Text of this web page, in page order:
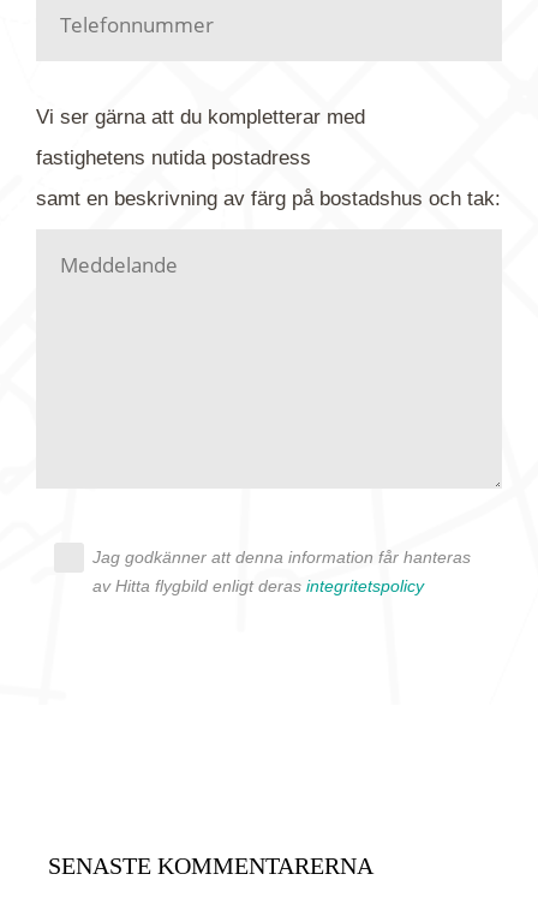
Har du kanske en urblekt flygbild ber vi dig titta på
kontaktar dig så fort vi kan, givetvis utan
Vi ser gärna att du kompletterar med
fastighetens nutidapostadress
samt en beskrivning av färg på bostadshus och tak:
Jag godkänner att denna information får hanteras
av Hitta flygbild enligt deras integritetspolicy
SENASTE KOMMENTARERNA